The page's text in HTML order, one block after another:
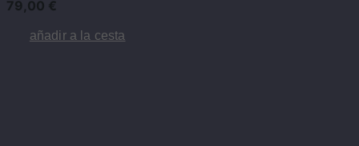
79,00 €
añadir a la cesta